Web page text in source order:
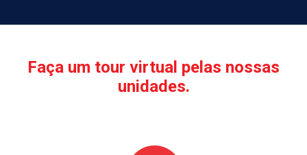
Faça um tour virtual pelas nossas
unidades.